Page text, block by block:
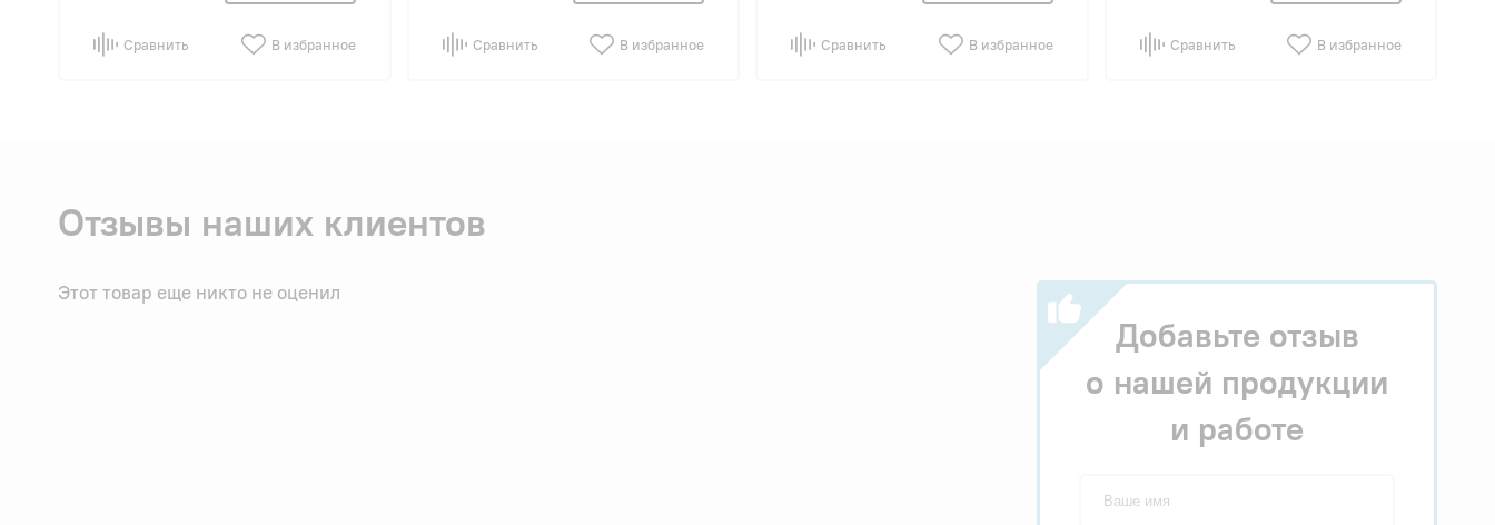
Сравнить В избранное Сравнить В избранное Сравнить В избранное Сравнить В избранное
Отзывы наших клиентов
Этот товар еще никто не оценил
Добавьте отзыв
о нашей продукции
и работе